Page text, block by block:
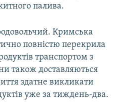
палива.
Кримська
повністю перекрила
транспортом з
також доставляються
здатне викликати
уже за тиждень-два.